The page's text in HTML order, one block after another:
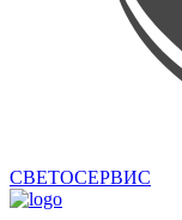
СВЕТОСЕРВИС